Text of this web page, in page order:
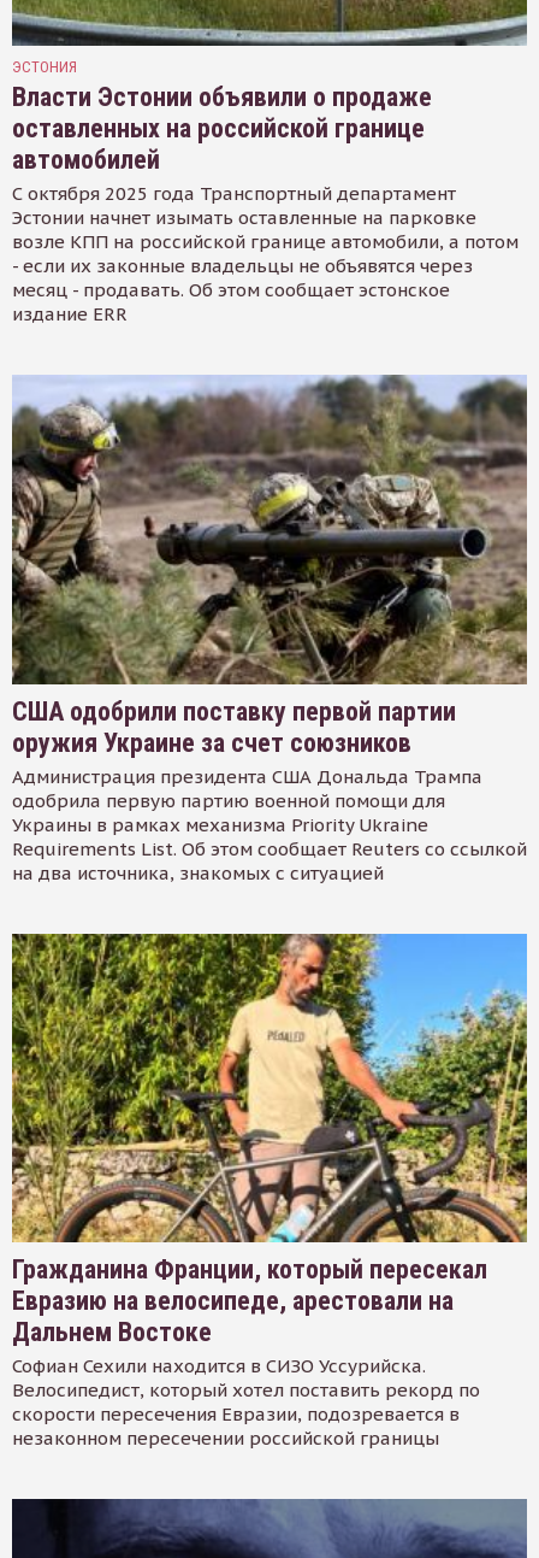
ЭСТОНИЯ
Власти Эстонии объявили о продаже
оставленных на российской границе
автомобилей
С октября 2025 года Транспортный департамент
Эстонии начнет изымать оставленные на парковке
возле КПП на российской границе автомобили, а потом
- если их законные владельцы не объявятся через
месяц - продавать. Об этом сообщает эстонское
издание ERR
США одобрили поставку первой партии
оружия Украине за счет союзников
Администрация президента США Дональда Трампа
одобрила первую партию военной помощи для
Украины в рамках механизма Priority Ukraine
Requirements List. Об этом сообщает Reuters со ссылкой
на два источника, знакомых с ситуацией
Гражданина Франции, который пересекал
Евразию на велосипеде, арестовали на
Дальнем Востоке
Софиан Сехили находится в СИЗО Уссурийска.
Велосипедист, который хотел поставить рекорд по
скорости пересечения Евразии, подозревается в
незаконном пересечении российской границы